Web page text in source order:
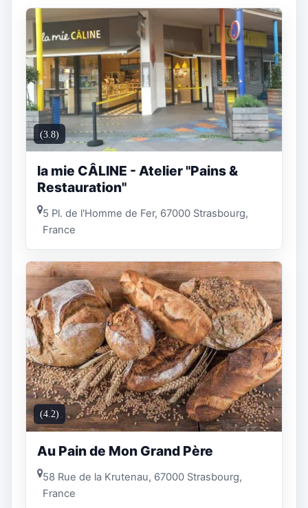
(3.8)
la mie CÂLINE - Atelier "Pains &
Restauration"
5 Pl. de l'Homme de Fer, 67000 Strasbourg,
France
(4.2)
Au Pain de Mon Grand Père
58 Rue de la Krutenau, 67000 Strasbourg,
France